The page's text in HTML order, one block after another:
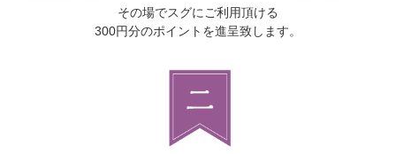
その場でスグにご利用頂ける
300円分のポイントを進呈致します。